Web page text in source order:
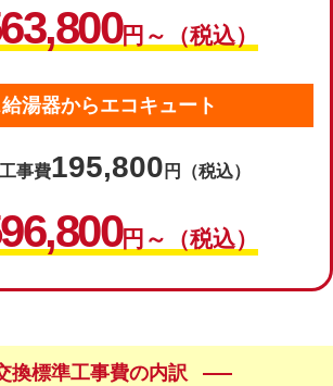
円～（税込）
湯器からエコキュート
事費195,800 円（税込）
円～（税込）
換標準工事費の内訳